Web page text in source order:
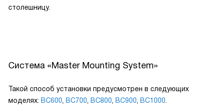
столешницу.
Система «Master Mounting System»
Такой способ установки предусмотрен в следующих
моделях: BC600 BC700 BC800 BC900 BC1000